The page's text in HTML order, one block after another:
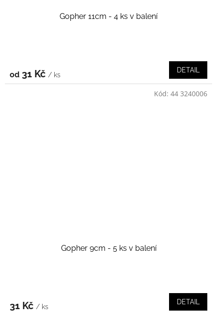
Gopher 11cm - 4 ks v balení
od 31 Kč / ks
DETAIL
Gopher 9cm - 5 ks v balení
31 Kč / ks
DETAIL
Kód: 44 3240006